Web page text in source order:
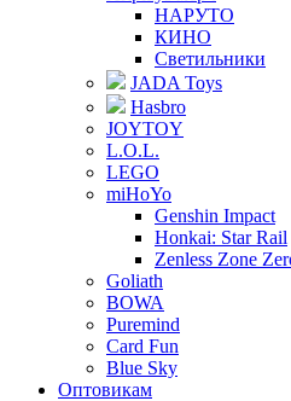
НАРУТО
КИНО
Светильники
JADA Toys
Hasbro
JOYTOY
L.O.L.
LEGO
miHoYo
Genshin Impact
Honkai: Star Rail
Zenless Zone
Goliath
BOWA
Puremind
Card Fun
Blue Sky
Оптовикам